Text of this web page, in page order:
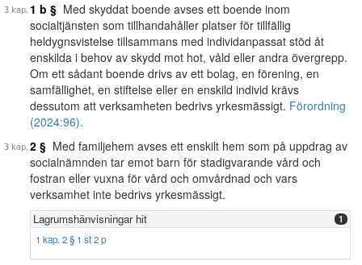
1 b § Med skyddat boende avses ett boende inom
socialtjänsten som tillhandahåller platser för tillfällig
heldygnsvistelse tillsammans med individanpassat stöd åt
enskilda i behov av skydd mot hot, våld eller andra övergrepp.
Om ett sådant boende drivs av ett bolag, en förening, en
samfällighet, en stiftelse eller en enskild individ krävs
dessutom att verksamheten bedrivs yrkesmässigt. Förordning
(2024:96).
2 § Med familjehem avses ett enskilt hem som på uppdrag av
socialnämnden tar emot barn för stadigvarande vård och
fostran eller vuxna för vård och omvårdnad och vars
verksamhet inte bedrivs yrkesmässigt.
Lagrumshänvisningar hit 1
1 kap. 2 § 1 st 2 p